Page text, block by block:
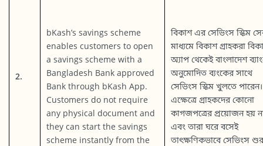
2.
bKash’s savings scheme
enables customers to open
a savings scheme with a
Bangladesh Bank approved
Bank through bKash App.
Customers do not require
any physical document and
they can start the savings
scheme instantly from the
বিকাশ এর সেভিংস স্কিম
মাধ্যমে বিকাশ গ্রাহকরা
অ্যাপ থেকেই বাংলাদেশ
অনুমোদিত ব্যংকের সাথে
সেভিংস স্কিম খুলতে পারেন।
এক্ষেত্রে গ্রাহকদের কোনো
কাগজপত্রের প্রয়োজন হয়
এবং তারা ঘরে বসেই
তাৎক্ষণিকভাবে সেভিংস